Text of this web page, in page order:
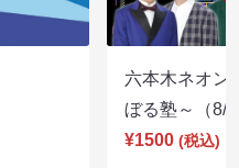
六本木ネオン
ぼる塾～（
¥1500 (税込)